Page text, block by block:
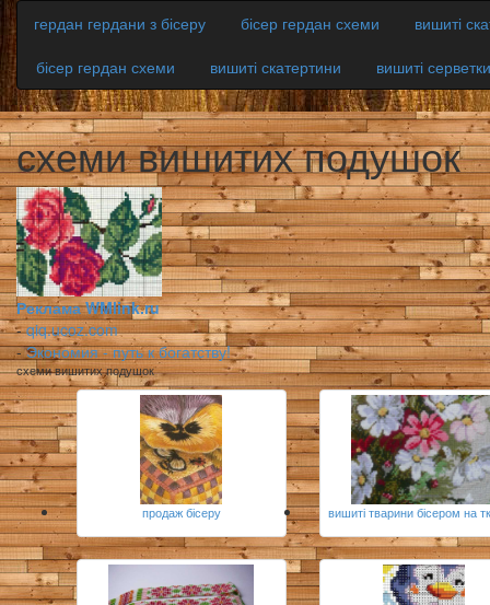
гердан гердани з бісеру бісер гердан схеми
вишиті
бісер гердан схеми
вишиті скатертини вишиті серветки
схеми вишитих подушок
Реклама WMlink.ru
-qiq.ucoz.com
-Экономия - путь к богатству!
схеми вишитих подушок
продаж бісеру вишиті тварини бісером на